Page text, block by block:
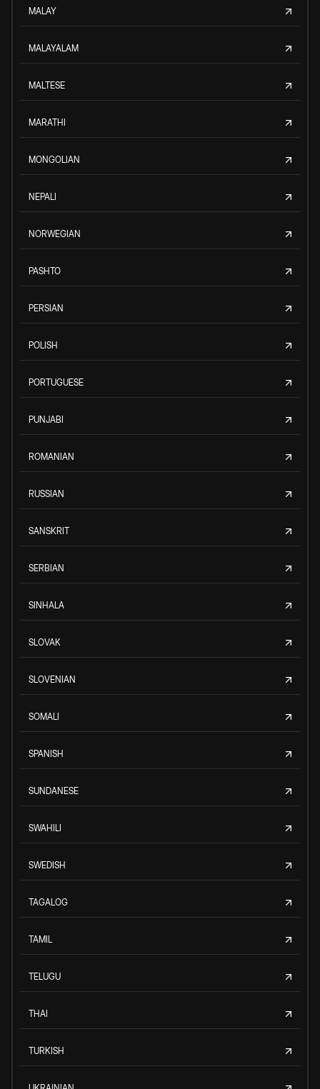
MALAY
MALAYALAM
MALTESE
MARATHI
MONGOLIAN
NEPALI
NORWEGIAN
PASHTO
PERSIAN
POLISH
PORTUGUESE
PUNJABI
ROMANIAN
RUSSIAN
SANSKRIT
SERBIAN
SINHALA
SLOVAK
SLOVENIAN
SOMALI
SPANISH
SUNDANESE
SWAHILI
SWEDISH
TAGALOG
TAMIL
TELUGU
THAI
TURKISH